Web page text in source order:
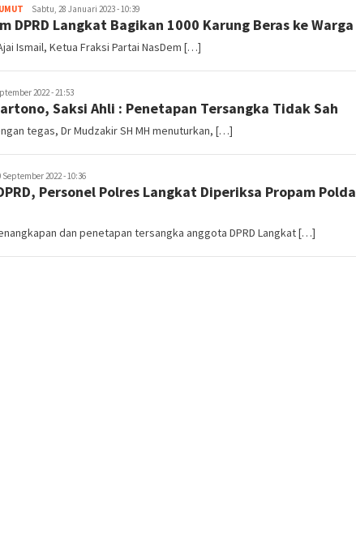
redaksi
Sabtu, 28 Januari 2023 - 10:39
DPRD Langkat Bagikan 1000 Karung Beras ke Warga
Ismail, Ketua Fraksi Partai NasDem […]
2022 - 21:53
Saksi Ahli : Penetapan Tersangka Tidak Sah
tegas, Dr Mudzakir SH MH menuturkan, […]
September 2022 - 10:36
Personel Polres Langkat Diperiksa Propam Polda
dan penetapan tersangka anggota DPRD Langkat […]